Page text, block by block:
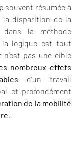
souvent résumée à
disparition de la
logique est tout
pas une cible
nombreux effets
d’un travail
et profondément
de la mobilité